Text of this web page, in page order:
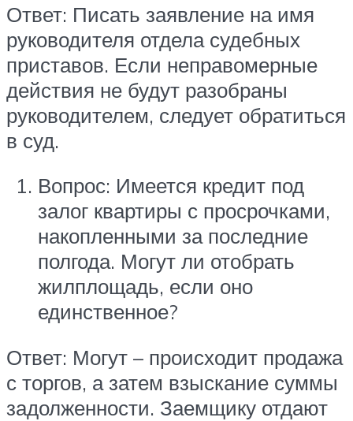
Ответ: Писать заявление на имя
руководителя отдела судебных
приставов. Если неправомерные
действия не будут разобраны
руководителем, следует обратиться
в суд.
Вопрос: Имеется кредит под
залог квартиры с просрочками,
накопленными за последние
полгода. Могут ли отобрать
жилплощадь, если оно
единственное?
Ответ: Могут – происходит продажа
с торгов, а затем взыскание суммы
задолженности. Заемщику отдают